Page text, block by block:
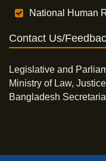
National Human
Contact Us/
Legislative and
Ministry of Law,
Bangladesh